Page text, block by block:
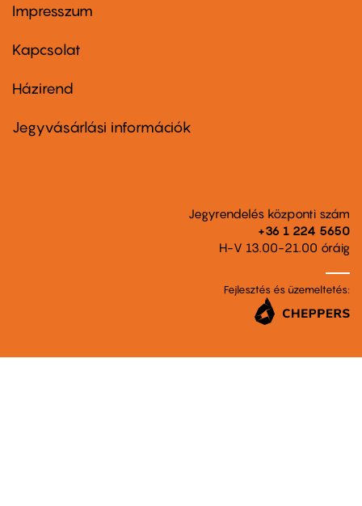
Footer
first
Impresszum
Kapcsolat
Footer
second
Házirend
Jegyvásárlási információk
Jegyrendelés központi szám
+36 1 224 5650
H-V 13.00-21.00 óráig
Fejlesztés és üzemeltetés: